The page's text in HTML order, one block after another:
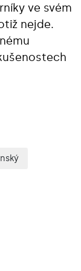
ve svém
nejde.